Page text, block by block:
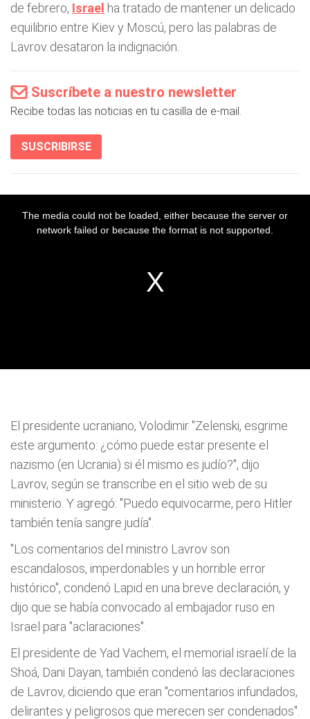
de febrero, Israel ha tratado de mantener un delicado
equilibrio entre Kiev y Moscú, pero las palabras de
Lavrov desataron la indignación.
Suscríbete a nuestro newsletter
Recibe todas las noticias en tu casilla de e-mail.
SUSCRIBIRSE
El presidente ucraniano, Volodimir "Zelenski, esgrime
este argumento: ¿cómo puede estar presente el
nazismo (en Ucrania) si él mismo es judío?", dijo
Lavrov, según se transcribe en el sitio web de su
ministerio. Y agregó: "Puedo equivocarme, pero Hitler
también tenía sangre judía".
"Los comentarios del ministro Lavrov son
escandalosos, imperdonables y un horrible error
histórico", condenó Lapid en una breve declaración, y
dijo que se había convocado al embajador ruso en
Israel para "aclaraciones".
El presidente de Yad Vachem, el memorial israelí de la
Shoá, Dani Dayan, también condenó las declaraciones
de Lavrov, diciendo que eran "comentarios infundados,
delirantes y peligrosos que merecen ser condenados".